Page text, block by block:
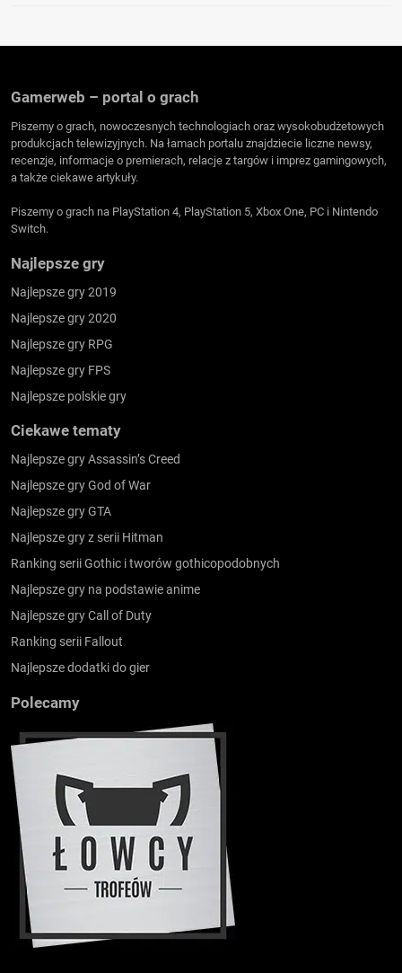
Gamerweb – portal o grach
Piszemy o grach, nowoczesnych technologiach oraz wysokobudżetowych
produkcjach telewizyjnych. Na łamach portalu znajdziecie liczne newsy,
recenzje, informacje o premierach, relacje z targów i imprez gamingowych,
a także ciekawe artykuły.
Piszemy o grach na PlayStation 4, PlayStation 5, Xbox One, PC i Nintendo
Switch.
Najlepsze gry
Najlepsze gry 2019
Najlepsze gry 2020
Najlepsze gry RPG
Najlepsze gry FPS
Najlepsze polskie gry
Ciekawe tematy
Najlepsze gry Assassin’s Creed
Najlepsze gry God of War
Najlepsze gry GTA
Najlepsze gry z serii Hitman
Ranking serii Gothic i tworów gothicopodobnych
Najlepsze gry na podstawie anime
Najlepsze gry Call of Duty
Ranking serii Fallout
Najlepsze dodatki do gier
Polecamy